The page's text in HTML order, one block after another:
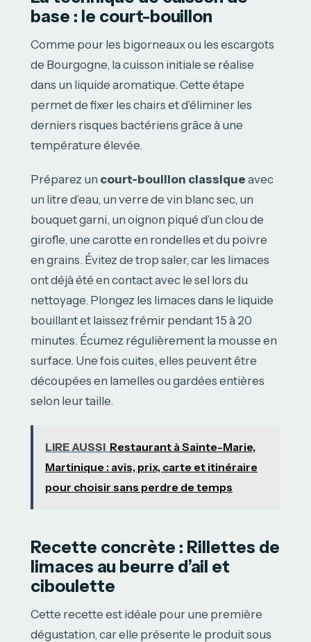
base : le court-bouillon
Comme pour les bigorneaux ou les escargots
de Bourgogne, la cuisson initiale se réalise
dans un liquide aromatique. Cette étape
permet de fixer les chairs et d’éliminer les
derniers risques bactériens grâce à une
température élevée.
Préparez un court-bouillon classique avec
un litre d’eau, un verre de vin blanc sec, un
bouquet garni, un oignon piqué d’un clou de
girofle, une carotte en rondelles et du poivre
en grains. Évitez de trop saler, car les limaces
ont déjà été en contact avec le sel lors du
nettoyage. Plongez les limaces dans le liquide
bouillant et laissez frémir pendant 15 à 20
minutes. Écumez régulièrement la mousse en
surface. Une fois cuites, elles peuvent être
découpées en lamelles ou gardées entières
selon leur taille.
LIRE AUSSI Restaurant à Sainte-Marie,
Martinique : avis, prix, carte et itinéraire
pour choisir sans perdre de temps
Recette concrète : Rillettes de
limaces au beurre d’ail et
ciboulette
Cette recette est idéale pour une première
dégustation, car elle présente le produit sous